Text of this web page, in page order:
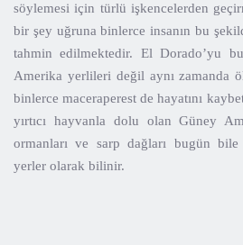
söylemesi için türlü işkencelerden
bir şey uğruna binlerce insanın bu
tahmin edilmektedir. El Dorado’yu
Amerika yerlileri değil aynı zamanda
binlerce maceraperest de hayatını
yırtıcı hayvanla dolu olan Güney
ormanları ve sarp dağları bugün
yerler olarak bilinir.